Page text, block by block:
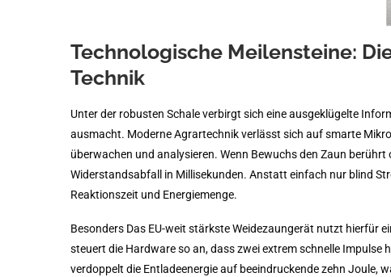
Technologische Meilensteine:
Technik
Unter der robusten Schale verbirgt sich eine ausgeklügelte
ausmacht. Moderne Agrartechnik verlässt sich auf smarte
überwachen und analysieren. Wenn Bewuchs den Zaun
Widerstandsabfall in Millisekunden. Anstatt einfach nur blind
Reaktionszeit und Energiemenge.
Besonders Das EU-weit stärkste Weidezaungerät nutzt hierfür
steuert die Hardware so an, dass zwei extrem schnelle Impulse
verdoppelt die Entladeenergie auf beeindruckende zehn Joule,